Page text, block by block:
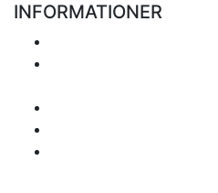
INFORMATIONER